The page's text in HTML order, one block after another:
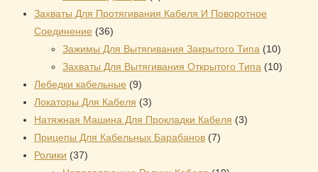
товар
Захваты Для Протягивания Кабеля И Поворотное
Соединение
3636
товаров
Зажимы Для Вытягивания Закрытого Типа 1010
товаров
Захваты Для Вытягивания Открытого Типа 1010
Лебедки кабельные 99
товаров
Локаторы Для Кабеля 33
товара
Натяжная Mашина Для Прокладки Кабеля 33
Прицепы Для Кабельных Барабанов 77
Ролики 3737